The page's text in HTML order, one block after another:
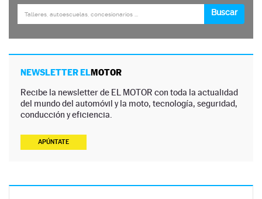
NEWSLETTER ELMOTOR
Recibe la newsletter de EL MOTOR con toda la actualidad
del mundo del automóvil y la moto, tecnología, seguridad,
conducción y eficiencia.
APÚNTATE